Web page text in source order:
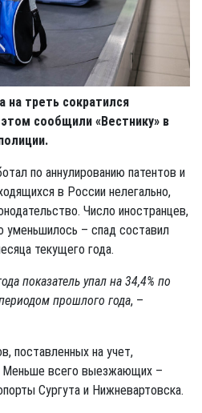
на треть сократился
сообщили «Вестнику» в
по аннулированию патентов и
в России нелегально,
Число иностранцев,
– спад составил
текущего года.
показатель упал на 34,4% по
прошлого года, –
поставленных на учет,
Меньше всего выезжающих –
Сургута и Нижневартовска.